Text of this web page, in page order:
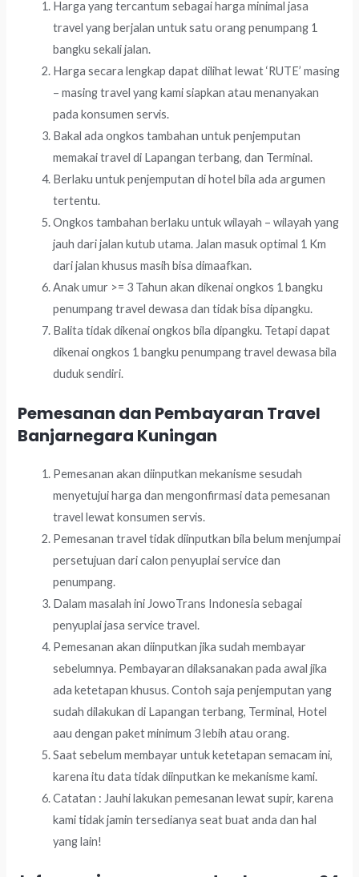
Harga yang tercantum sebagai harga minimal jasa
travel yang berjalan untuk satu orang penumpang 1
bangku sekali jalan.
Harga secara lengkap dapat dilihat lewat ‘RUTE’ masing
– masing travel yang kami siapkan atau menanyakan
pada konsumen servis.
Bakal ada ongkos tambahan untuk penjemputan
memakai travel di Lapangan terbang, dan Terminal.
Berlaku untuk penjemputan di hotel bila ada argumen
tertentu.
Ongkos tambahan berlaku untuk wilayah – wilayah yang
jauh dari jalan kutub utama. Jalan masuk optimal 1 Km
dari jalan khusus masih bisa dimaafkan.
Anak umur >= 3 Tahun akan dikenai ongkos 1 bangku
penumpang travel dewasa dan tidak bisa dipangku.
Balita tidak dikenai ongkos bila dipangku. Tetapi dapat
dikenai ongkos 1 bangku penumpang travel dewasa bila
duduk sendiri.
Pemesanan dan Pembayaran Travel
Banjarnegara Kuningan
Pemesanan akan diinputkan mekanisme sesudah
menyetujui harga dan mengonfirmasi data pemesanan
travel lewat konsumen servis.
Pemesanan travel tidak diinputkan bila belum menjumpai
persetujuan dari calon penyuplai service dan
penumpang.
Dalam masalah ini JowoTrans Indonesia sebagai
penyuplai jasa service travel.
Pemesanan akan diinputkan jika sudah membayar
sebelumnya. Pembayaran dilaksanakan pada awal jika
ada ketetapan khusus. Contoh saja penjemputan yang
sudah dilakukan di Lapangan terbang, Terminal, Hotel
aau dengan paket minimum 3 lebih atau orang.
Saat sebelum membayar untuk ketetapan semacam ini,
karena itu data tidak diinputkan ke mekanisme kami.
Catatan : Jauhi lakukan pemesanan lewat supir, karena
kami tidak jamin tersedianya seat buat anda dan hal
yang lain!